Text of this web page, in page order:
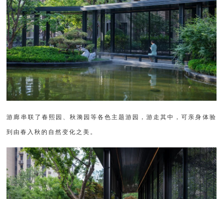
游廊串联了春熙园、秋漪园等各色主题游园，游走其中，可亲身体验
到由春入秋的自然变化之美。